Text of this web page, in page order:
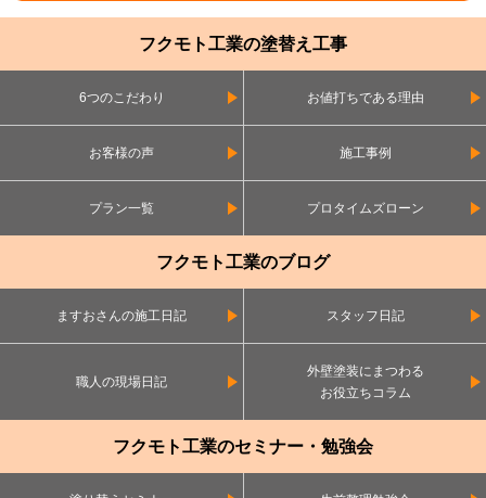
フクモト工業の塗替え工事
6つのこだわり お値打ちである理由
お客様の声 施工事例
プラン一覧 プロタイムズローン
フクモト工業のブログ
ますおさんの施工日記 スタッフ日記
職人の現場日記
外壁塗装にまつわる
お役立ちコラム
フクモト工業のセミナー・勉強会